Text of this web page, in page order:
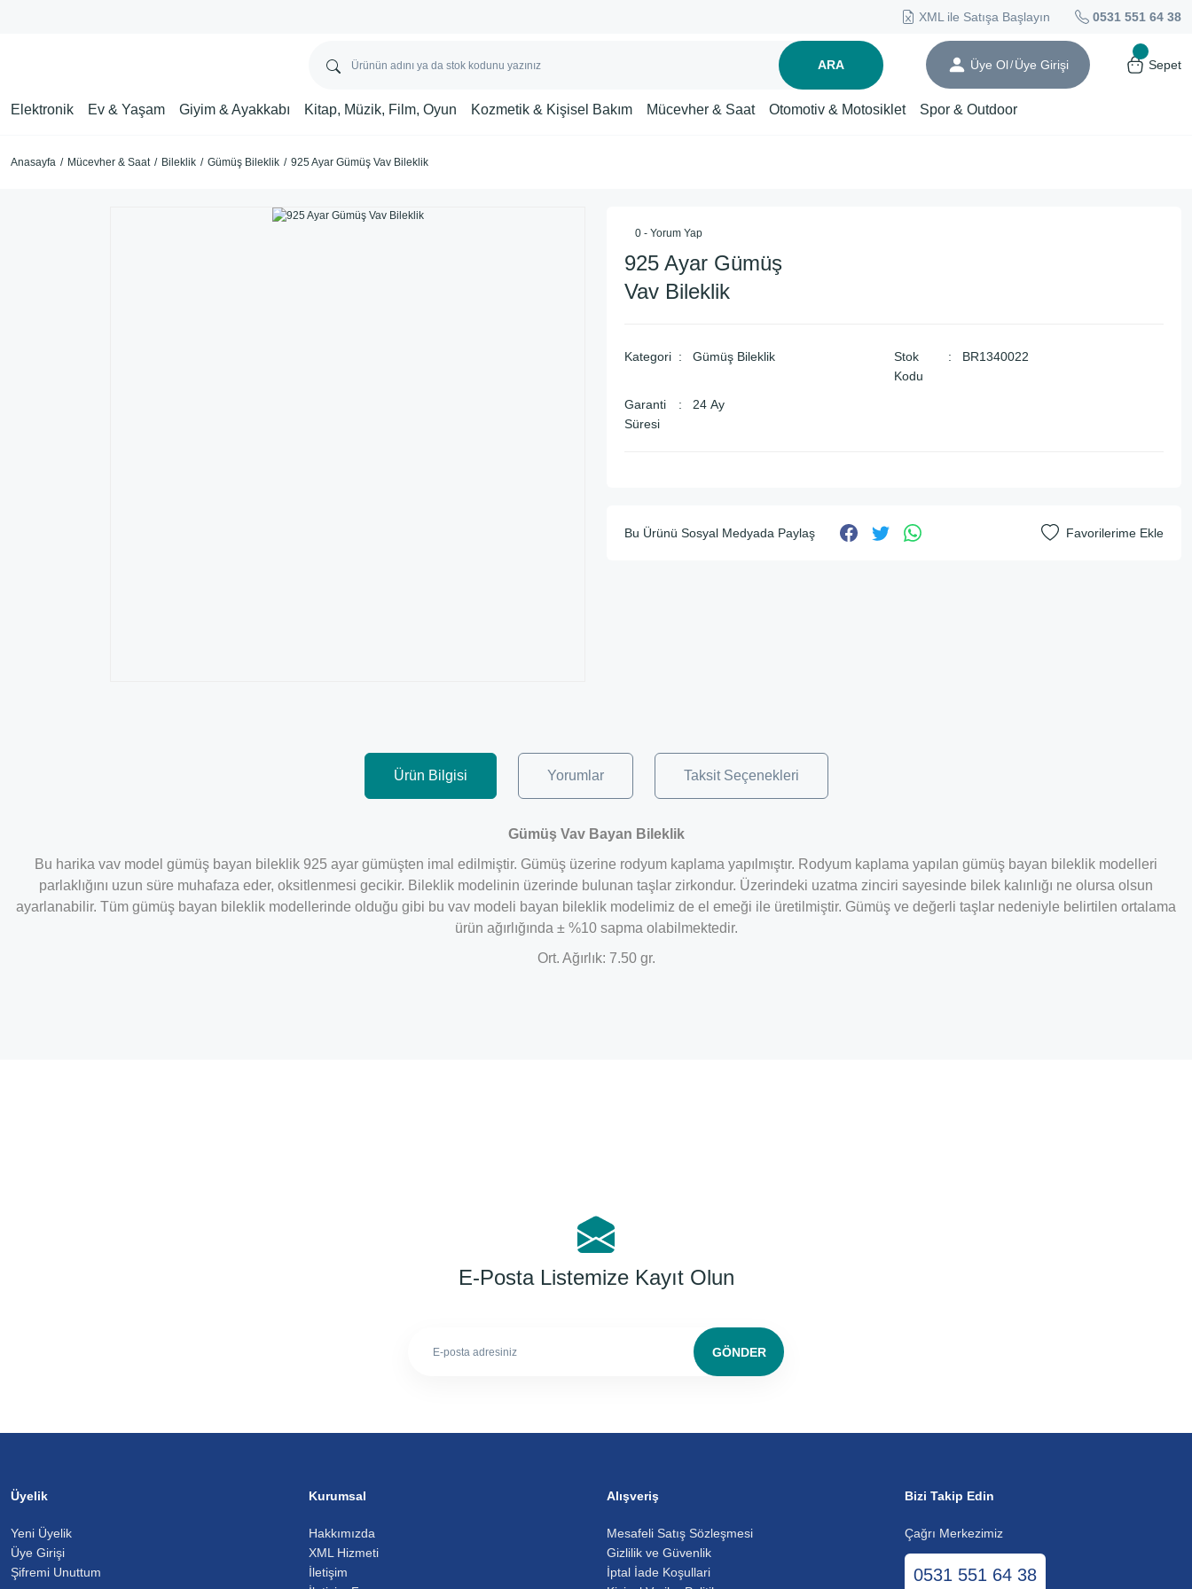
XML ile Satışa Başlayın 0531 551 64 38
ARA Üye Ol/ Üye Girişi Sepet
Elektronik Ev & Yaşam Giyim & Ayakkabı Kitap, Müzik, Film, Oyun Kozmetik & Kişisel Bakım Mücevher & Saat Otomotiv & Motosiklet Spor & Outdoor
Anasayfa Mücevher & Saat Bileklik Gümüş Bileklik 925 Ayar Gümüş Vav Bileklik
0 - Yorum Yap
925 Ayar Gümüş
Vav Bileklik
Kategori Gümüş Bileklik
Stok
Kodu
BR1340022
Garanti
Süresi
24 Ay
Bu Ürünü Sosyal Medyada Paylaş
Ürün Bilgisi Yorumlar Taksit Seçenekleri
Gümüş Vav Bayan Bileklik
Bu harika vav model gümüş bayan bileklik 925 ayar gümüşten imal edilmiştir. Gümüş üzerine rodyum kaplama yapılmıştır. Rodyum kaplama yapılan gümüş bayan bileklik modelleri
parlaklığını uzun süre muhafaza eder, oksitlenmesi gecikir. Bileklik modelinin üzerinde bulunan taşlar zirkondur. Üzerindeki uzatma zinciri sayesinde bilek kalınlığı ne olursa olsun
ayarlanabilir. Tüm gümüş bayan bileklik modellerinde olduğu gibi bu vav modeli bayan bileklik modelimiz de el emeği ile üretilmiştir. Gümüş ve değerli taşlar nedeniyle belirtilen ortalama
ürün ağırlığında ± %10 sapma olabilmektedir.
Ort. Ağırlık: 7.50 gr.
E-Posta Listemize Kayıt Olun
GÖNDER
Üyelik
Yeni Üyelik
Üye Girişi
Şifremi Unuttum
Kurumsal
Hakkımızda
XML Hizmeti
İletişim
Alışveriş
Mesafeli Satış Sözleşmesi
Gizlilik ve Güvenlik
İptal İade Koşullari
Bizi Takip Edin
Çağrı Merkezimiz
0531 551 64 38